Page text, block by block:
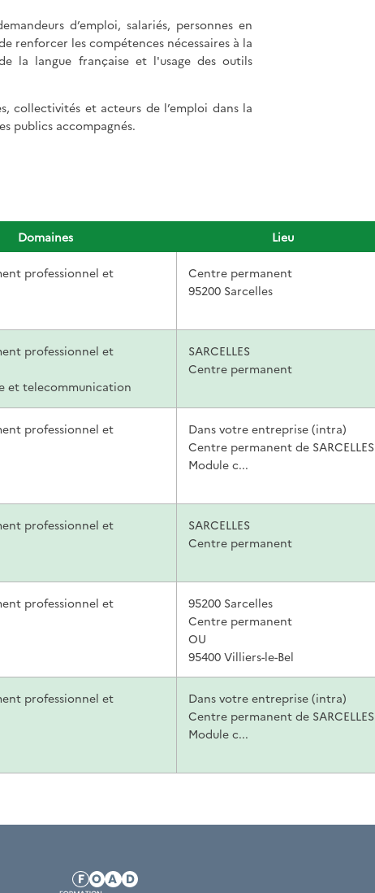
d’emploi, salariés, personnes en
renforcer les compétences nécessaires à la
la langue française et l'usage des outils
collectivités et acteurs de l’emploi dans la
publics accompagnés.
Domaines Lieu
professionnel et
Centre permanent
95200 Sarcelles
professionnel et
et telecommunication
SARCELLES
Centre permanent
professionnel et
Dans votre entreprise (intra)
Centre permanent de SARCELLES
Module c...
professionnel et
SARCELLES
Centre permanent
professionnel et
95200 Sarcelles
Centre permanent
OU
95400 Villiers-le-Bel
professionnel et
Dans votre entreprise (intra)
Centre permanent de SARCELLES
Module c...